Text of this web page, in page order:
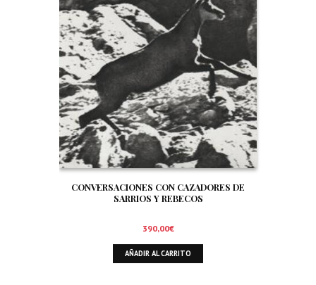
CONVERSACIONES CON CAZADORES DE
SARRIOS Y REBECOS
390,00€
AÑADIR AL CARRITO